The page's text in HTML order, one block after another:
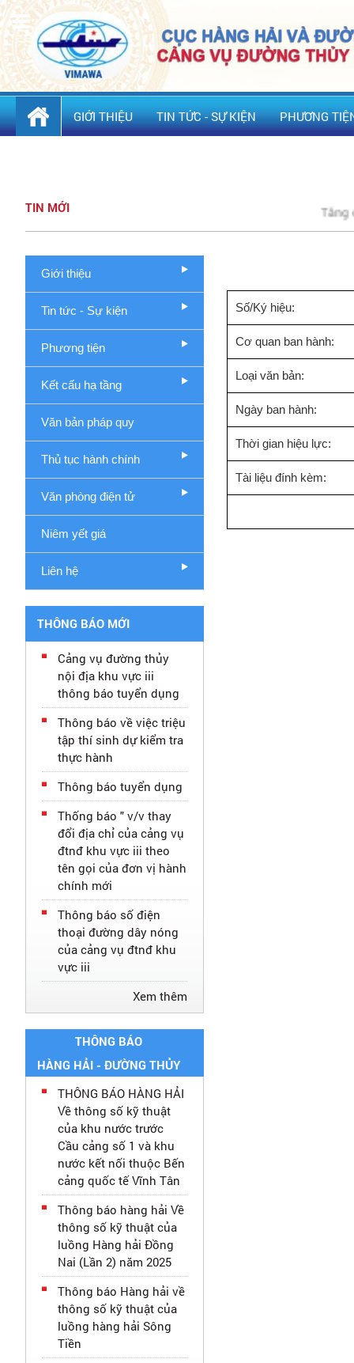
GIỚI THIỆU TIN TỨC - SỰ KIỆN PHƯƠNG
TIN MỚI Tăng
Số/Ký hiệu:
Cơ quan ban hành:
Loại văn bản:
Ngày ban hành:
Thời gian hiệu lực:
Tài liệu đính kèm:
Giới thiệu
Tin tức - Sự kiện
Phương tiện
Kết cấu hạ tầng
Văn bản pháp quy
Thủ tục hành chính
Văn phòng điện tử
Niêm yết giá
Liên hệ
THÔNG BÁO MỚI
Cảng vụ đường thủy
nội địa khu vực iii
thông báo tuyển dụng
Thông báo về việc triệu
tập thí sinh dự kiểm tra
thực hành
Thông báo tuyển dụng
Thống báo " v/v thay
đổi địa chỉ của cảng vụ
đtnđ khu vực iii theo
tên gọi của đơn vị hành
chính mới
Thông báo số điện
thoại đường dây nóng
của cảng vụ đtnđ khu
vực iii
Xem thêm
THÔNG BÁO
HÀNG HẢI - ĐƯỜNG THỦY
THÔNG BÁO HÀNG HẢI
Về thông số kỹ thuật
của khu nước trước
Cầu cảng số 1 và khu
nước kết nối thuộc Bến
cảng quốc tế Vĩnh Tân
Thông báo hàng hải Về
thông số kỹ thuật của
luồng Hàng hải Đồng
Nai (Lần 2) năm 2025
Thông báo Hàng hải về
thông số kỹ thuật của
luồng hàng hải Sông
Tiền